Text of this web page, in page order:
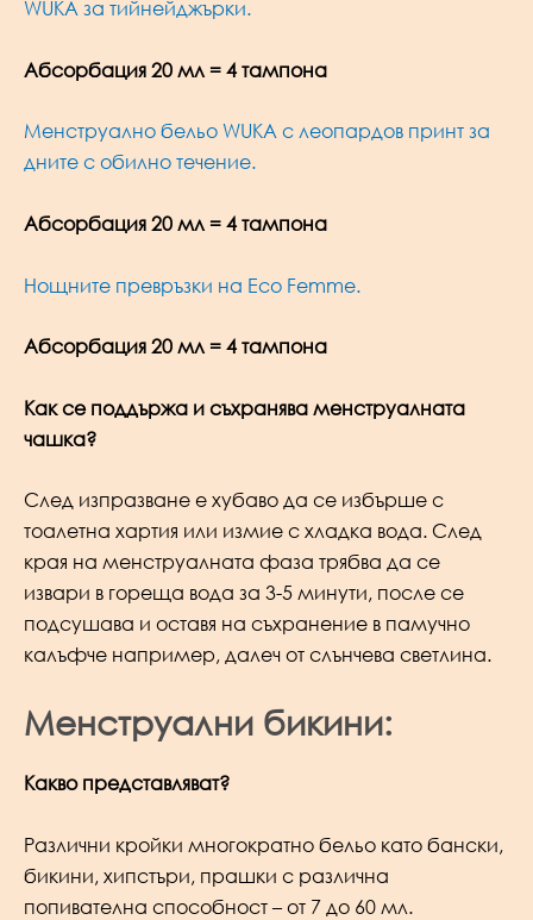
WUKA за тийнейджърки.
Абсорбация 20 мл = 4 тампона
Менструално бельо WUKA с леопардов принт за
дните с обилно течение.
Абсорбация 20 мл = 4 тампона
Нощните превръзки на Eco Femme.
Абсорбация 20 мл = 4 тампона
Как се поддържа и съхранява менструалната
чашка?
След изпразване е хубаво да се избърше с
тоалетна хартия или измие с хладка вода. След
края на менструалната фаза трябва да се
извари в гореща вода за 3-5 минути, после се
подсушава и оставя на съхранение в памучно
калъфче например, далеч от слънчева светлина.
Менструални бикини:
Какво представляват?
Различни кройки многократно бельо като бански,
бикини, хипстъри, прашки с различна
попивателна способност – от 7 до 60 мл.